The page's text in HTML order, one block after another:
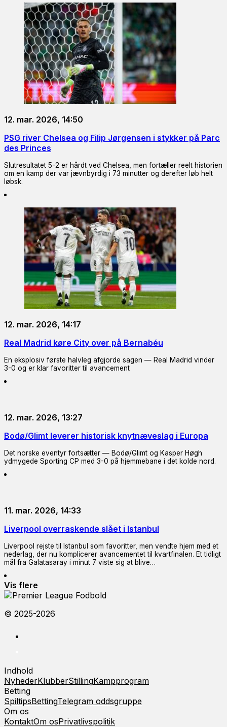
12. mar. 2026, 14:50
PSG river Chelsea og Filip Jørgensen i stykker på Parc
des Princes
Slutresultatet 5-2 er hårdt ved Chelsea, men fortæller reelt historien
om en kamp der var jævnbyrdig i 73 minutter og derefter løb helt
løbsk.
12. mar. 2026, 14:17
Real Madrid køre City over på Bernabéu
En eksplosiv første halvleg afgjorde sagen — Real Madrid vinder
3-0 og er klar favoritter til avancement
12. mar. 2026, 13:27
Bodø/Glimt leverer historisk knytnæveslag i Europa
Det norske eventyr fortsætter — Bodø/Glimt og Kasper Høgh
ydmygede Sporting CP med 3-0 på hjemmebane i det kolde nord.
11. mar. 2026, 14:33
Liverpool overraskende slået i Istanbul
Liverpool rejste til Istanbul som favoritter, men vendte hjem med et
nederlag, der nu komplicerer avancementet til kvartfinalen. Et tidligt
mål fra Galatasaray i minut 7 viste sig at blive…
Vis flere
© 2025-2026
Indhold
NyhederKlubberStillingKampprogram
Betting
SpiltipsBettingTelegram oddsgruppe
Om os
KontaktOm osPrivatlivspolitik